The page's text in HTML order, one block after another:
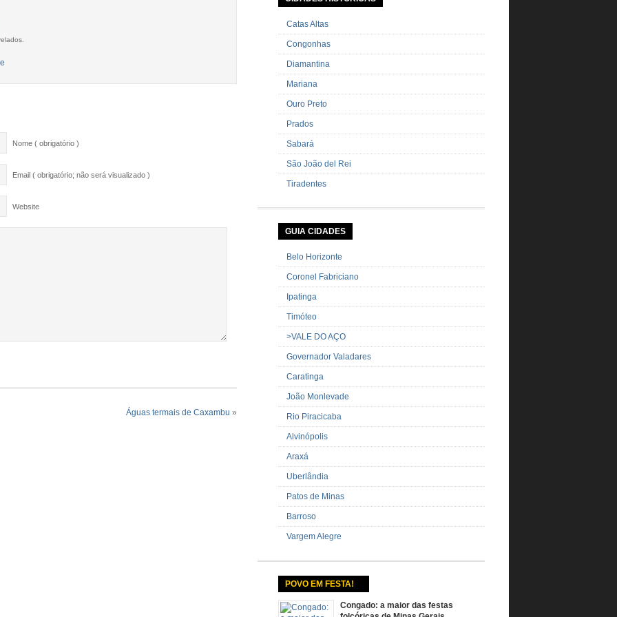
Nome ( obrigatório )
Email ( obrigatório; não será visualizado )
Website
Águas termais de Caxambu »
cebolinha Pimenta […]
Catas Altas
Congonhas
Diamantina
Mariana
Ouro Preto
Prados
Sabará
São João del Rei
Tiradentes
GUIA CIDADES
Belo Horizonte
Coronel Fabriciano
Ipatinga
Timóteo
>VALE DO AÇO
Governador Valadares
Caratinga
João Monlevade
Rio Piracicaba
Alvinópolis
Araxá
Uberlândia
Patos de Minas
Barroso
Vargem Alegre
POVO EM FESTA!
Congado: a maior das festas